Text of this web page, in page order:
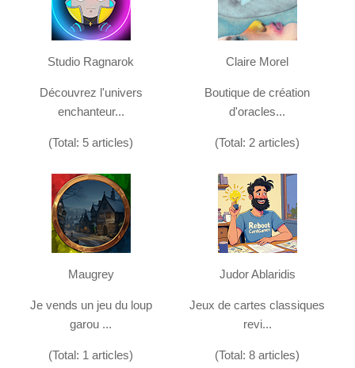
Studio Ragnarok
Découvrez l'univers
enchanteur...
(Total: 5 articles)
Claire Morel
Boutique de création
d'oracles...
(Total: 2 articles)
Maugrey
Je vends un jeu du loup
garou ...
(Total: 1 articles)
Judor Ablaridis
Jeux de cartes classiques
revi...
(Total: 8 articles)